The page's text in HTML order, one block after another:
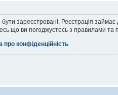
зареєстровані. Реєстрація
що ви погоджуєтесь з правилами
про конфіденційність